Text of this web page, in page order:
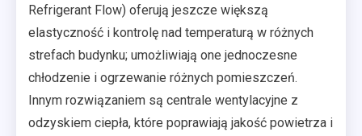
Refrigerant Flow) oferują jeszcze większą
elastyczność i kontrolę nad temperaturą w różnych
strefach budynku; umożliwiają one jednoczesne
chłodzenie i ogrzewanie różnych pomieszczeń.
Innym rozwiązaniem są centrale wentylacyjne z
odzyskiem ciepła, które poprawiają jakość powietrza i